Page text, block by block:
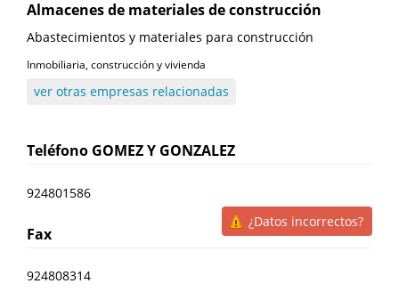
Almacenes de materiales de construcción
Abastecimientos y materiales para construcción
Inmobiliaria, construcción y vivienda
ver otras empresas relacionadas
Teléfono GOMEZ Y GONZALEZ
924801586
¿Datos incorrectos?
Fax
924808314